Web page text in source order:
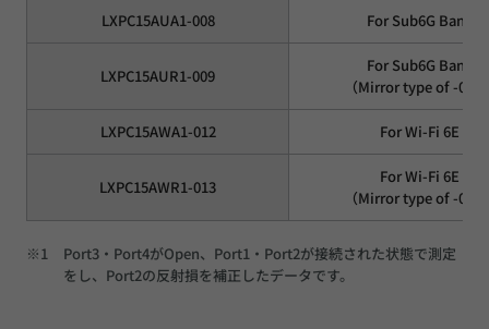
LXPC15AUA1-008 For Sub6G Band
LXPC15AUR1-009
For Sub6G Band
（Mirror type of -008
LXPC15AWA1-012 For Wi-Fi 6E
LXPC15AWR1-013
For Wi-Fi 6E
（Mirror type of -012
※1
Port3・Port4がOpen、Port1・Port2が接続された状態で測定
をし、Port2の反射損を補正したデータです。